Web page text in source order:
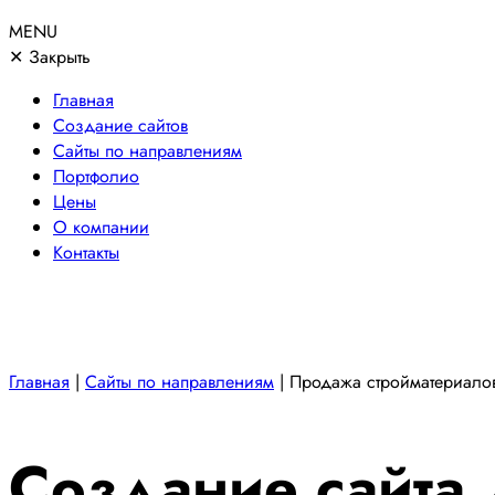
MENU
✕ Закрыть
Главная
Создание сайтов
Сайты по направлениям
Портфолио
Цены
О компании
Контакты
Главная | Сайты по направлениям | Продажа